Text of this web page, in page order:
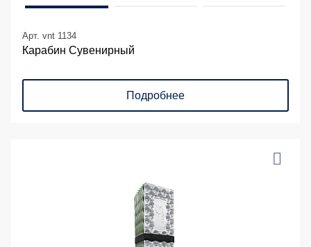
Арт. vnt 1134
Карабин Сувенирный
Подробнее